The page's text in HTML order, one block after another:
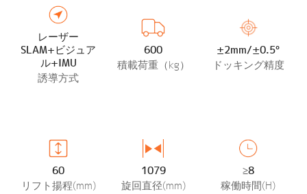
レーザー
SLAM+ビジュア
ル+IMU
誘導方式
600
積載荷重（kg）
±2mm/±0.5°
ドッキング精度
60
リフト揚程(mm)
1079
旋回直径(mm)
≥8
稼働時間(H)